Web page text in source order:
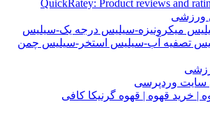
QuickRatey: Product reviews and
ورزشی
میکرونیزه-سیلیس درجه یک-سیلیس
تصفیه آب-سیلیس استخر-سیلیس چمن
وردپرسی
| خرید قهوه | قهوه گرنیکا کافی